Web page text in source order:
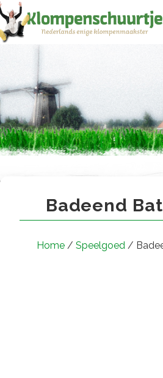
naar
de
Badeend bat-
Badeend
Home/ Speelgoed/